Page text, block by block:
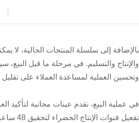
بالإضافة إلى سلسلة المنتجات الحالية، لا
والإنتاج والتسليم. في مرحلة ما قبل البيع،
وتحسين العملية لمساعدة العملاء على تقليل
في عملية البيع، نقدم عينات مجانية لتأكيد
تفعيل قنوات الإنتاج الخضراء لتحقيق 48 ساعة من التسليم العاجل. مرحلة ما بعد البيع، نقوم بإنشاء ملف عميل سليم، وزيارات منتظمة.